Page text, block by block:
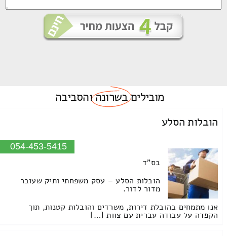
מוביליםבשרונהוהסביבה
הובלות הסלע
054-453-5415
בס"ד
הובלות הסלע – עסק משפחתי ותיק שעובר
מדור לדור.
אנו מתמחים בהובלת דירות, משרדים והובלות קטנות, תוך
הקפדה על עבודה עברית עם צוות […]